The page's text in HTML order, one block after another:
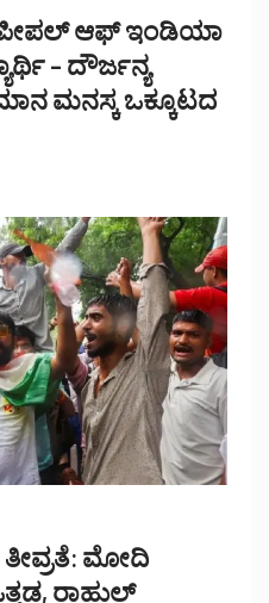
ಪೀಪಲ್ ಆಫ್ ಇಂಡಿಯಾ
– ದೌರ್ಜನ್ಯ
ಮನಸ್ಕ ಒಕ್ಕೂಟದ
ಮೋದಿ
ರಾಹುಲ್